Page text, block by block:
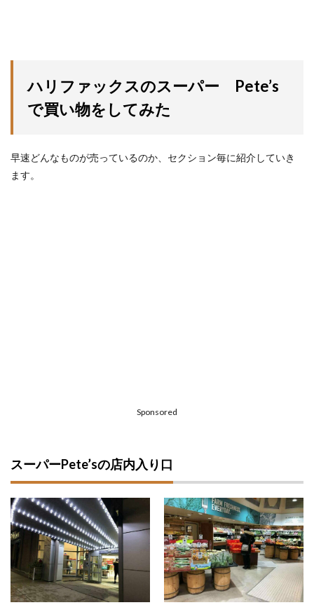
ハリファックスのスーパー Pete’s
で買い物をしてみた
早速どんなものが売っているのか、セクション毎に紹介していき
ます。
Sponsored
スーパーPete’sの店内入り口